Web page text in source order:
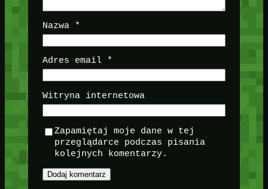
Nazwa *
Adres email *
Witryna internetowa
Zapamiętaj moje dane w tej
przeglądarce podczas pisania
kolejnych komentarzy.